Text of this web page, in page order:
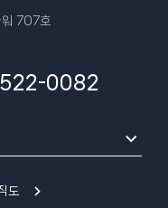
707호
0082
도